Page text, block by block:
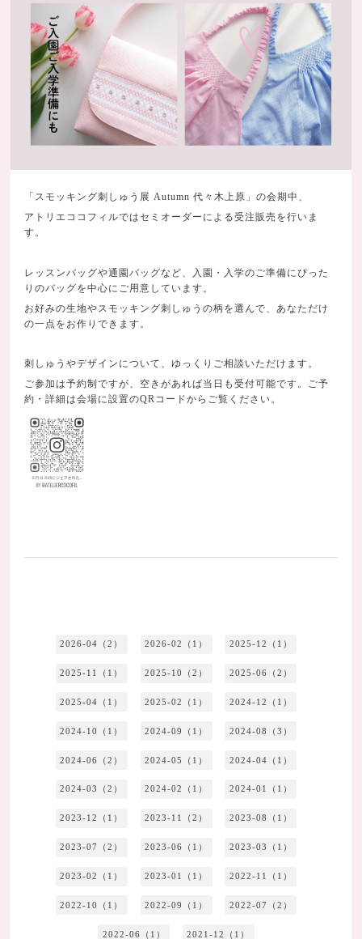
「スモッキング刺しゅう展 Autumn 代々木上原」の会期中、
アトリエココフィルではセミオーダーによる受注販売を行いま
す。
レッスンバッグや通園バッグなど、入園・入学のご準備にぴった
りのバッグを中心にご用意しています。
お好みの生地やスモッキング刺しゅうの柄を選んで、あなただけ
の一点をお作りできます。
刺しゅうやデザインについて、ゆっくりご相談いただけます。
ご参加は予約制ですが、空きがあれば当日も受付可能です。ご予
約・詳細は会場に設置のQRコードからご覧ください。
2026-04（2） 2026-02（1） 2025-12（1）
2025-11（1） 2025-10（2） 2025-06（2）
2025-04（1） 2025-02（1） 2024-12（1）
2024-10（1） 2024-09（1） 2024-08（3）
2024-06（2） 2024-05（1） 2024-04（1）
2024-03（2） 2024-02（1） 2024-01（1）
2023-12（1） 2023-11（2） 2023-08（1）
2023-07（2） 2023-06（1） 2023-03（1）
2023-02（1） 2023-01（1） 2022-11（1）
2022-10（1） 2022-09（1） 2022-07（2）
2022-06（1） 2021-12（1）